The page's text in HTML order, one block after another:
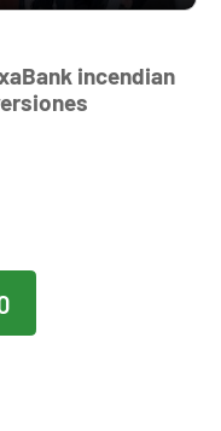
incendian